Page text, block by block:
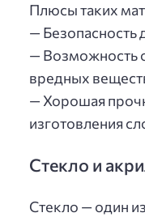
Плюсы таких
— Безопасность
— Возможность
вредных
— Хорошая
изготовления
Стекло и
Стекло — один